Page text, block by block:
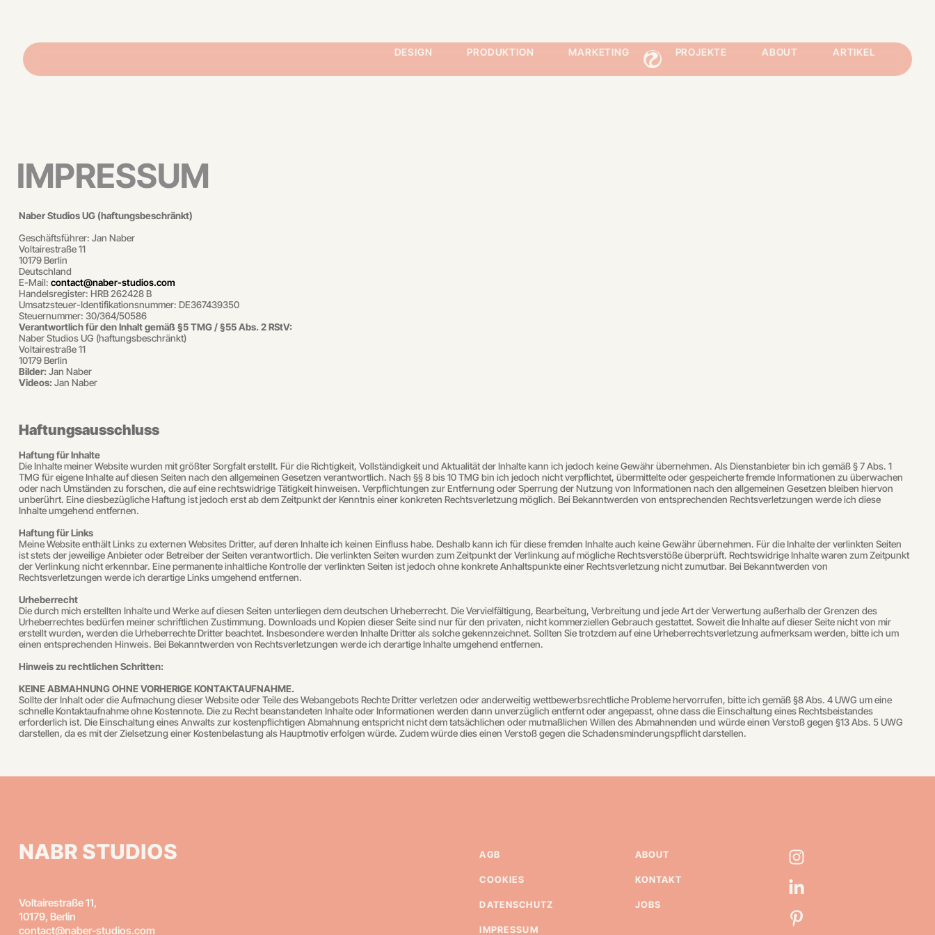
PROJEKTE ABOUT ARTIKEL
DESIGN PRODUKTION MARKETING
IMPRESSUM
Naber Studios UG (haftungsbeschränkt)
Geschäftsführer: Jan Naber
Voltairestraße 11
10179 Berlin
Deutschland
E-Mail: contact@naber-studios.com
Handelsregister: HRB 262428 B
Umsatzsteuer-Identifikationsnummer: DE367439350
Steuernummer: 30/364/50586
Verantwortlich für den Inhalt gemäß §5 TMG / §55 Abs. 2 RStV:
Naber Studios UG (haftungsbeschränkt)
Voltairestraße 11
10179 Berlin
Bilder: Jan Naber
Videos: Jan Naber
Haftungsausschluss
Haftung für Inhalte
Die Inhalte meiner Website wurden mit größter Sorgfalt erstellt. Für die Richtigkeit, Vollständigkeit und Aktualität der Inhalte kann ich jedoch keine Gewähr übernehmen. Als Dienstanbieter bin ich gemäß § 7 Abs. 1
TMG für eigene Inhalte auf diesen Seiten nach den allgemeinen Gesetzen verantwortlich. Nach §§ 8 bis 10 TMG bin ich jedoch nicht verpflichtet, übermittelte oder gespeicherte fremde Informationen zu überwachen
oder nach Umständen zu forschen, die auf eine rechtswidrige Tätigkeit hinweisen. Verpflichtungen zur Entfernung oder Sperrung der Nutzung von Informationen nach den allgemeinen Gesetzen bleiben hiervon
unberührt. Eine diesbezügliche Haftung ist jedoch erst ab dem Zeitpunkt der Kenntnis einer konkreten Rechtsverletzung möglich. Bei Bekanntwerden von entsprechenden Rechtsverletzungen werde ich diese
Inhalte umgehend entfernen.
Haftung für Links
Meine Website enthält Links zu externen Websites Dritter, auf deren Inhalte ich keinen Einfluss habe. Deshalb kann ich für diese fremden Inhalte auch keine Gewähr übernehmen. Für die Inhalte der verlinkten Seiten
ist stets der jeweilige Anbieter oder Betreiber der Seiten verantwortlich. Die verlinkten Seiten wurden zum Zeitpunkt der Verlinkung auf mögliche Rechtsverstöße überprüft. Rechtswidrige Inhalte waren zum Zeitpunkt
der Verlinkung nicht erkennbar. Eine permanente inhaltliche Kontrolle der verlinkten Seiten ist jedoch ohne konkrete Anhaltspunkte einer Rechtsverletzung nicht zumutbar. Bei Bekanntwerden von
Rechtsverletzungen werde ich derartige Links umgehend entfernen.
Urheberrecht
Die durch mich erstellten Inhalte und Werke auf diesen Seiten unterliegen dem deutschen Urheberrecht. Die Vervielfältigung, Bearbeitung, Verbreitung und jede Art der Verwertung außerhalb der Grenzen des
Urheberrechtes bedürfen meiner schriftlichen Zustimmung. Downloads und Kopien dieser Seite sind nur für den privaten, nicht kommerziellen Gebrauch gestattet. Soweit die Inhalte auf dieser Seite nicht von mir
erstellt wurden, werden die Urheberrechte Dritter beachtet. Insbesondere werden Inhalte Dritter als solche gekennzeichnet. Sollten Sie trotzdem auf eine Urheberrechtsverletzung aufmerksam werden, bitte ich um
einen entsprechenden Hinweis. Bei Bekanntwerden von Rechtsverletzungen werde ich derartige Inhalte umgehend entfernen.
Hinweis zu rechtlichen Schritten:
KEINE ABMAHNUNG OHNE VORHERIGE KONTAKTAUFNAHME.
Sollte der Inhalt oder die Aufmachung dieser Website oder Teile des Webangebots Rechte Dritter verletzen oder anderweitig wettbewerbsrechtliche Probleme hervorrufen, bitte ich gemäß §8 Abs. 4 UWG um eine
schnelle Kontaktaufnahme ohne Kostennote. Die zu Recht beanstandeten Inhalte oder Informationen werden dann unverzüglich entfernt oder angepasst, ohne dass die Einschaltung eines Rechtsbeistandes
erforderlich ist. Die Einschaltung eines Anwalts zur kostenpflichtigen Abmahnung entspricht nicht dem tatsächlichen oder mutmaßlichen Willen des Abmahnenden und würde einen Verstoß gegen §13 Abs. 5 UWG
darstellen, da es mit der Zielsetzung einer Kostenbelastung als Hauptmotiv erfolgen würde. Zudem würde dies einen Verstoß gegen die Schadensminderungspflicht darstellen.
NABR STUDIOS
Voltairestraße 11,
10179, Berlin
contact@naber-studios.com
AGB
COOKIES
DATENSCHUTZ
IMPRESSUM
ABOUT
KONTAKT
JOBS